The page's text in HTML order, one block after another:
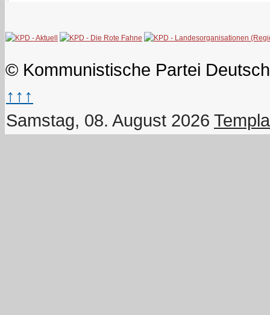
© Kommunistische Partei
↑↑↑
Samstag, 08. August 2026